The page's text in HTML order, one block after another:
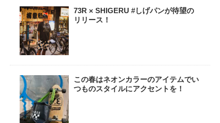
73R × SHIGERU #しげパンが待望の
リリース！
この春はネオンカラーのアイテムでい
つものスタイルにアクセントを！